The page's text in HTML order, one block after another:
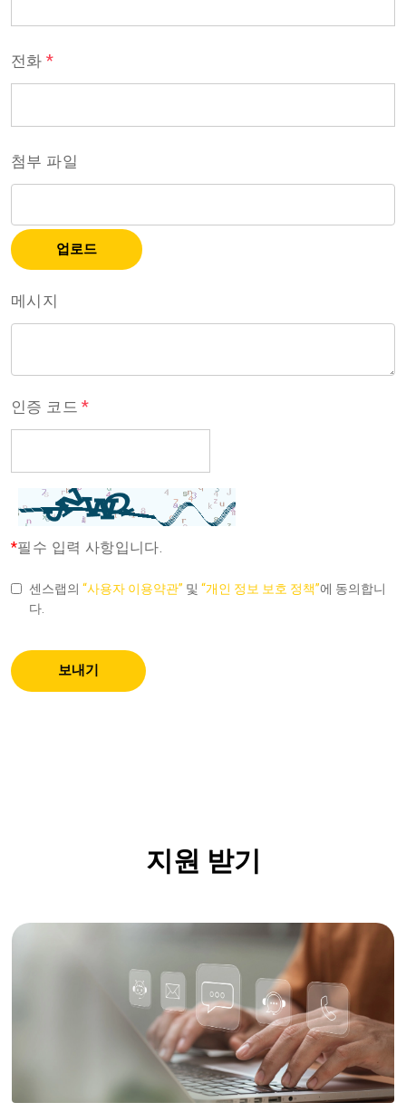
전화 *
첨부 파일
업로드
메시지
인증 코드 *
*필수 입력 사항입니다.
센스랩의 “사용자 이용약관” 및 “개인 정보 보호 정책”에 동의합니
다.
보내기
지원 받기